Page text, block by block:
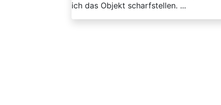
ich das Objekt scharfstellen. ...